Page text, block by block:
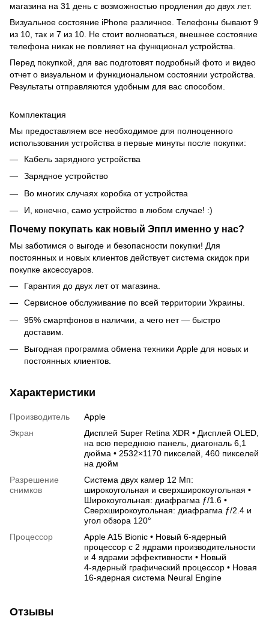
магазина на 31 день с возможностью продления до двух лет.
Визуальное состояние iPhone различное. Телефоны бывают 9
из 10, так и 7 из 10. Не стоит волноваться, внешнее состояние
телефона никак не повлияет на функционал устройства.
Перед покупкой, для вас подготовят подробный фото и видео
отчет о визуальном и функциональном состоянии устройства.
Результаты отправляются удобным для вас способом.
Комплектация
Мы предоставляем все необходимое для полноценного
использования устройства в первые минуты после покупки:
Кабель зарядного устройства
Зарядное устройство
Во многих случаях коробка от устройства
И, конечно, само устройство в любом случае! :)
Почему покупать как новый Эппл именно у нас?
Мы заботимся о выгоде и безопасности покупки! Для
постоянных и новых клиентов действует система скидок при
покупке аксессуаров.
Гарантия до двух лет от магазина.
Сервисное обслуживание по всей территории Украины.
95% смартфонов в наличии, а чего нет — быстро
доставим.
Выгодная программа обмена техники Apple для новых и
постоянных клиентов.
Характеристики
Производитель
Apple
Экран
Дисплей Super Retina XDR • Дисплей OLED,
на всю переднюю панель, диагональ 6,1
дюйма • 2532×1170 пикселей, 460 пикселей
на дюйм
Разрешение
снимков
Система двух камер 12 Мп:
широкоугольная и сверхширокоугольная •
Широкоугольная: диафрагма ƒ/1.6 •
Сверхширокоугольная: диафрагма ƒ/2.4 и
угол обзора 120°
Процессор
Apple A15 Bionic • Новый 6‑ядерный
процессор с 2 ядрами производительности
и 4 ядрами эффективности • Новый
4‑ядерный графический процессор • Новая
16‑ядерная система Neural Engine
Отзывы